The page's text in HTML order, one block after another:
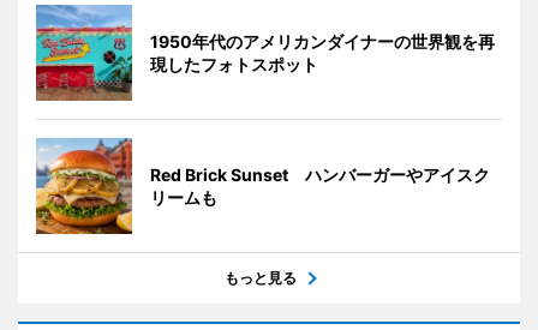
1950年代のアメリカンダイナーの世界観を再
現したフォトスポット
Red Brick Sunset ハンバーガーやアイスク
リームも
もっと見る